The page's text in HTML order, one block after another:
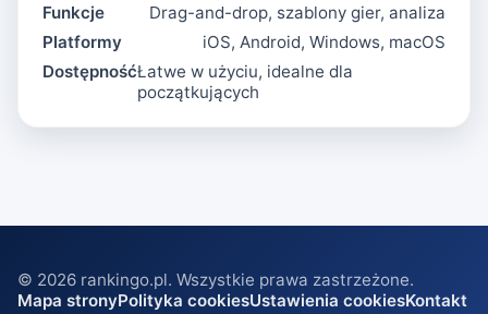
Funkcje
Drag-and-drop, szablony gier, analiza
Platformy
iOS, Android, Windows, macOS
DostępnośćŁatwe w użyciu, idealne dla
początkujących
© 2026 rankingo.pl. Wszystkie prawa zastrzeżone.
Mapa stronyPolityka cookiesUstawienia cookiesKontakt